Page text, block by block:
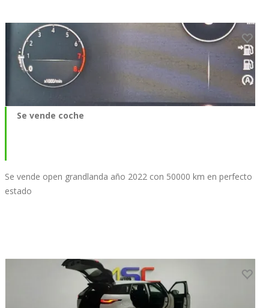
Se vende coche
Se vende open grandlanda año 2022 con 50000 km en perfecto
estado